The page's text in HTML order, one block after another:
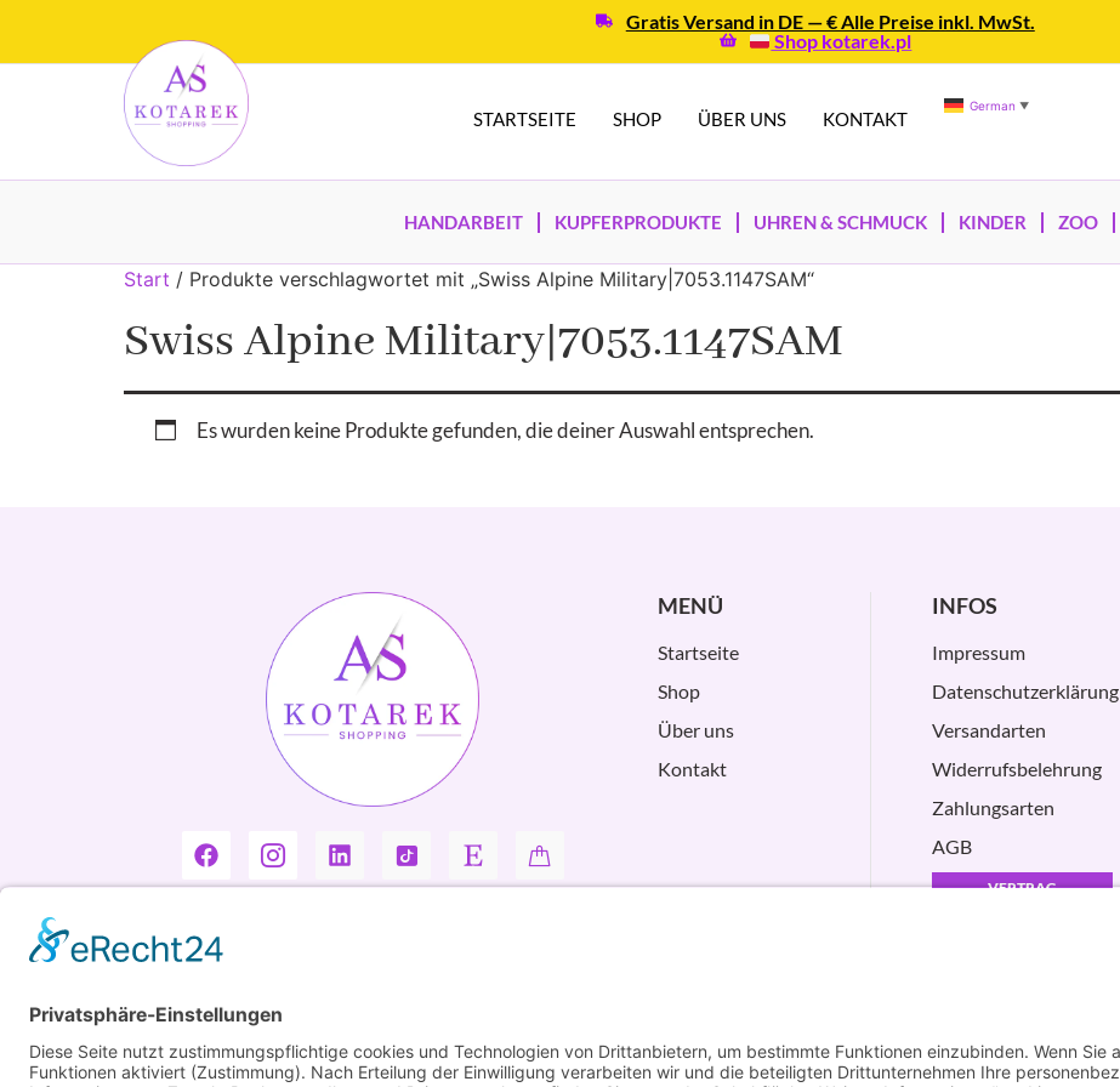
Gratis Versand in DE — € Alle Preise inkl. MwSt.
Shop kotarek.pl
STARTSEITE SHOP ÜBER UNS KONTAKT
German ▼
HANDARBEIT KUPFERPRODUKTE UHREN & SCHMUCK KINDER ZOO
Start / Produkte verschlagwortet mit „Swiss Alpine Military|7053.1147SAM“
Swiss Alpine Military|7053.1147SAM
Es wurden keine Produkte gefunden, die deiner Auswahl entsprechen.
MENÜ
Startseite
Shop
Über uns
Kontakt
INFOS
Impressum
Datenschutzerklärung
Versandarten
Widerrufsbelehrung
Zahlungsarten
AGB
VERTRAG
Copyright ©2026 Kotarek. All rights reserved.